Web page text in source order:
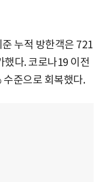
누적 방한객은 721
했다. 코로나19 이전
준으로 회복했다.